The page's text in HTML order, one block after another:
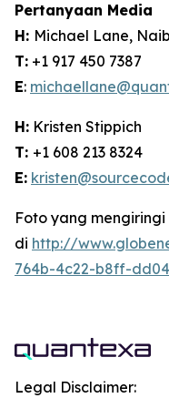
Pertanyaan Media
H: Michael Lane,
T: +1 917 450 7387
E:
H: Kristen Stippich
T: +1 608 213 8324
E:
Foto yang
di http://
764b-4c22-b8ff-
Legal Disclaimer: